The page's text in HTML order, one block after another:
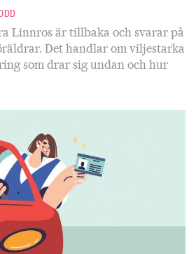
Linnros är tillbaka och svarar på
Det handlar om viljestarka
som drar sig undan och hur